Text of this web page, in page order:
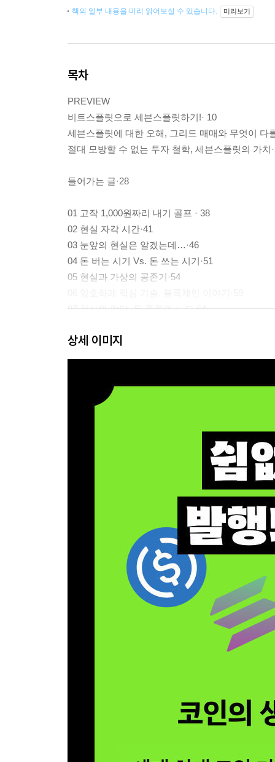
책의 일부 내용을 미리 읽어보실 수 있습니다. 미리보기
목차
PREVIEW
비트스플릿으로 세븐스플릿하기!· 10
세븐스플릿에 대한 오해, 그리드 매매와 무엇이 다
절대 모방할 수 없는 투자 철학, 세븐스플릿의 가치
들어가는 글·28
01 고작 1,000원짜리 내기 골프 · 38
02 현실 자각 시간·41
03 눈앞의 현실은 알겠는데…·46
04 돈 버는 시기 Vs. 돈 쓰는 시기·51
05 현실과 가상의 공존기·54
07 천사와 악당, 두 종류의 노드·64
09 세상을 뒤바꾼 사건, 믿었던 은행의 몰락·73
10 사토시 나카모토와 비트코인·76
12 블록체인, 이중 지불 이슈·83
13 비트코인에 최초의 가격을 매기다·87
16 비트코인 반감기와 희소성 이슈·99
17 블록체인의 두 길, 온체인과 오프체인·104
18 알트코인 비트코인과 무엇이 어떻게 달라?
20 코인은 증권인가? 상품인가·114
21 대표적인 알트코인들·121
① 이더리움(ETH)
③ 솔라나(SOLANA)
④ 라이트코인(Litecoin) & 카르다노(Cardano)
26 안전하지 않은 스테이블코인?· 157
27 스테이블코인 네트워크(Feat. 블록체인)· 160
29 테더에 투자한다고?· 168
상세 이미지